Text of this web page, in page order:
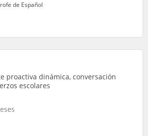
de Español
proactiva dinámica, conversación
escolares